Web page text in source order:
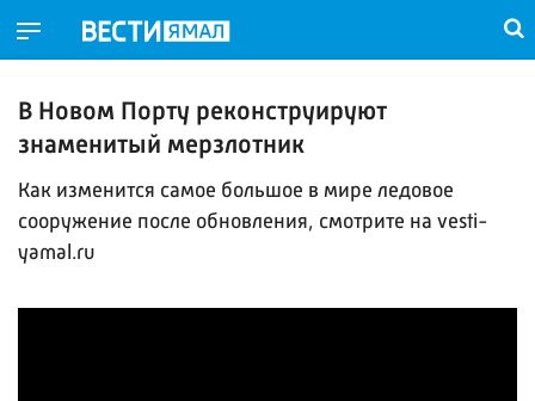
В Новом Порту реконструируют
знаменитый мерзлотник
Как изменится самое большое в мире ледовое
сооружение после обновления, смотрите на vesti-
yamal.ru